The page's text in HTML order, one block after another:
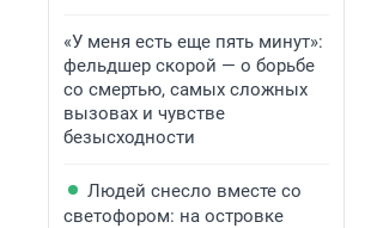
«У меня есть еще пять минут»:
фельдшер скорой — о борьбе
со смертью, самых сложных
вызовах и чувстве
безысходности
Людей снесло вместе со
светофором: на островке